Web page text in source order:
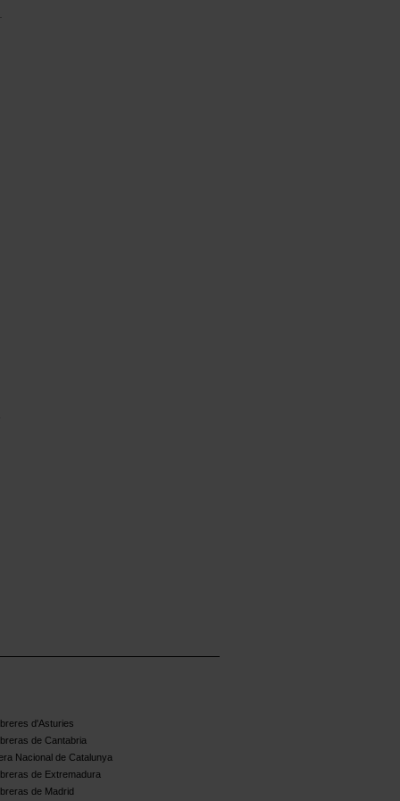
d'Asturies
de Cantabria
Nacional de Catalunya
de Extremadura
de Madrid